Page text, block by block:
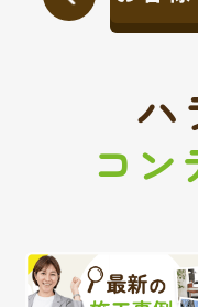
ハ
コン